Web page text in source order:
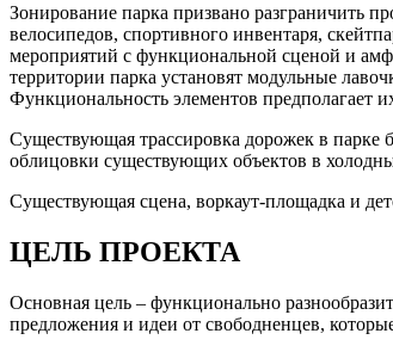
Зонирование парка призвано разграничить
велосипедов, спортивного инвентаря,
мероприятий с функциональной сценой и
территории парка установят модульные
Функциональность элементов предполагает
Существующая трассировка дорожек в парке
облицовки существующих объектов в
Существующая сцена, воркаут-площадка и
ЦЕЛЬ ПРОЕКТА
Основная цель – функционально
предложения и идеи от свободненцев,